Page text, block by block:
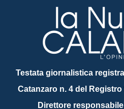
Testata giornalistica
Catanzaro n. 4 del Registro
Direttore